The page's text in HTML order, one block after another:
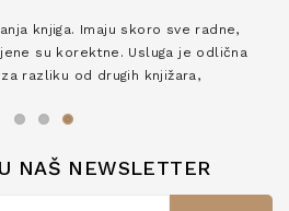
knjiga. Imaju skoro sve radne,
su korektne. Usluga je odlična
razliku od drugih knjižara,
NAŠ NEWSLETTER